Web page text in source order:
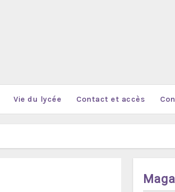
Vie du lycée Contact et accès